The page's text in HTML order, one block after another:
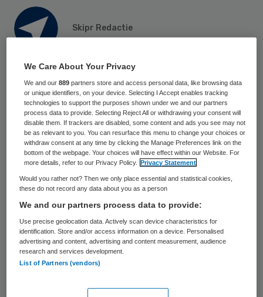
Skipr Redactie
10 november 2022,23:33
De Inspectie Gezondheidszorg en Jeugd is
een onderzoek gestart naar de wijze
waarop ziekenhuizen toezicht houden op
betalingen die ze krijgen van de medische
industrie. Dit gebeurt naar aanleiding van
berichtgeving van de onderzoeksredactie
van NOS en Nieuwsuur over ongeoorloofde
betalingen aan cardiologen, schrijft deNOS
donderdag.
De medische industrie sponsort
We Care About Your Privacy
We and our889 partners store and access personal data, like browsing data
or unique identifiers, on your device. Selecting I Accept enables tracking
technologies to support the purposes shown under we and our partners
process data to provide. Selecting Reject All or withdrawing your consent will
disable them. If trackers are disabled, some content and ads you see may not
be as relevant to you. You can resurface this menu to change your choices or
withdraw consent at any time by clicking the Manage Preferences link on the
bottom of the webpage. Your choices will have effect within our Website. For
more details, refer to our Privacy Policy.
Privacy Statement
Would you rather not? Then we only place essential and statistical cookies,
these do not record any data about you as a person
We and our partners process data to provide:
Use precise geolocation data. Actively scan device characteristics for
identification. Store and/or access information on a device. Personalised
advertising and content, advertising and content measurement, audience
research and services development.
List of Partners (vendors)